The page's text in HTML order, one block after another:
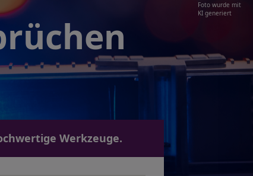
Foto wurde mit
KI generiert
Werkzeuge.